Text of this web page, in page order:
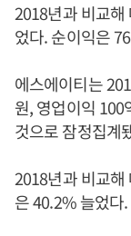
2018년과 비교
었다. 순이익은
에스에이티는
원, 영업이익 100
것으로 잠정집계
2018년과 비교
은 40.2% 늘었다.